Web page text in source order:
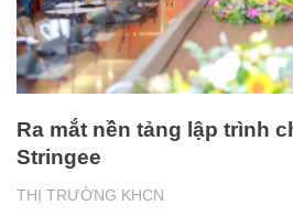
THỊ TRƯỜNG KHCN
Ra mắt nền tảng lập trình
Stringee